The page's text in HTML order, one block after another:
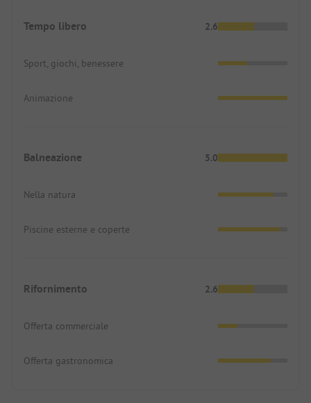
Tempo libero 2.6
Sport, giochi, benessere
Animazione
Balneazione 5.0
Nella natura
Piscine esterne e coperte
Rifornimento 2.6
Offerta commerciale
Offerta gastronomica